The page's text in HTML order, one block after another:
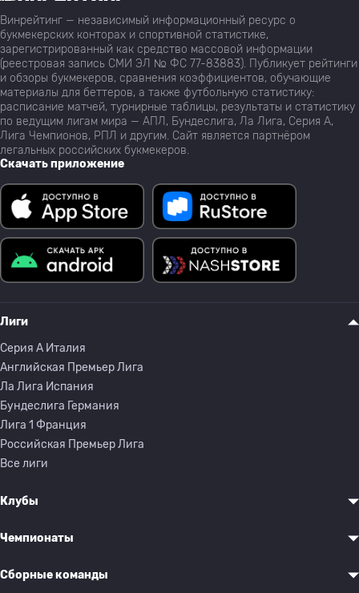
Винрейтинг — независимый информационный ресурс о
букмекерских конторах и спортивной статистике,
зарегистрированный как средство массовой информации
(реестровая запись СМИ ЭЛ № ФС 77-83883). Публикует рейтинги
и обзоры букмекеров, сравнения коэффициентов, обучающие
материалы для беттеров, а также футбольную статистику:
расписание матчей, турнирные таблицы, результаты и статистику
по ведущим лигам мира — АПЛ, Бундеслига, Ла Лига, Серия А,
Лига Чемпионов, РПЛ и другим. Сайт является партнёром
легальных российских букмекеров.
Скачать приложение
Лиги
Серия A Италия
Английская Премьер Лига
Ла Лига Испания
Бундеслига Германия
Лига 1 Франция
Российская Премьер Лига
Все лиги
Клубы
Чемпионаты
Сборные команды